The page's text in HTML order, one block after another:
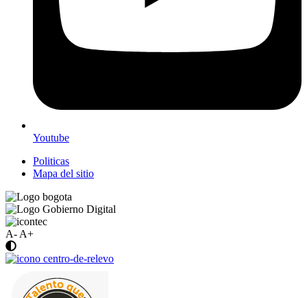
Youtube
Politicas
Mapa del sitio
A- A+